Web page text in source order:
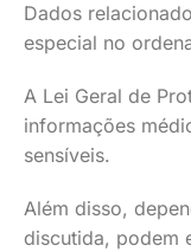
Dados
especial no
A Lei Geral de
informações
sensíveis.
Além disso,
discutida, podem